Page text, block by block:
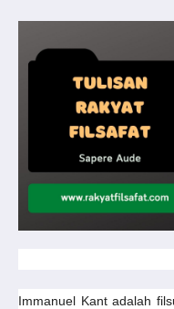
Immanuel Kant adalah